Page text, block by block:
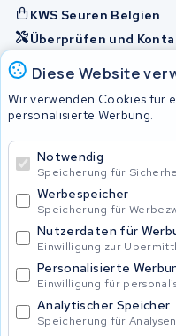
Diese Website
Wir verwenden Cookies für
personalisierte Werbung.
Notwendig
Speicherung für
Werbespeicher
Speicherung für
Nutzerdaten für
Einwilligung zur
Personalisierte
Einwilligung für
Analytischer Speicher
Speicherung für
KWS Seuren Belgien
Überprüfen und
Allgemeine